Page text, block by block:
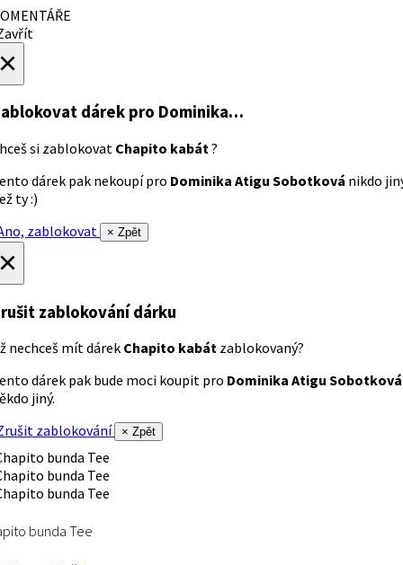
dárek pro Dominika…
si zablokovat Chapito kabát ?
dárek pak nekoupí pro Dominika Atigu Sobotková nikdo
ty :)
zablokovat
× Zpět
zablokování dárku
nechceš mít dárek Chapito kabát zablokovaný?
dárek pak bude moci koupit pro Dominika Atigu Sobotková
jiný.
zablokování
× Zpět
bunda Tee